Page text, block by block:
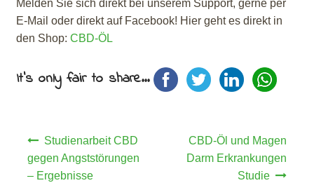
Melden Sie sich direkt bei unserem Support, gerne per
E-Mail oder direkt auf Facebook! Hier geht es direkt in
den Shop: CBD-ÖL
It's only fair to share...
Beitragsnavigation
Studienarbeit CBD
gegen Angststörungen
– Ergebnisse
CBD-Öl und Magen
Darm Erkrankungen
Studie